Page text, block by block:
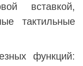
вставкой,
тактильные
функций: